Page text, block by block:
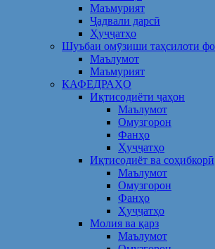
Маъмурият
Ҷадвали дарсӣ
Ҳуҷҷатҳо
Шуъбаи омӯзиши таҳсилоти
Маълумот
Маъмурият
КАФЕДРАҲО
Иқтисодиёти ҷаҳон
Маълумот
Омузгорон
Фанҳо
Ҳуҷҷатҳо
Иқтисодиёт ва соҳибкорӣ
Маълумот
Омузгорон
Фанҳо
Ҳуҷҷатҳо
Молия ва қарз
Маълумот